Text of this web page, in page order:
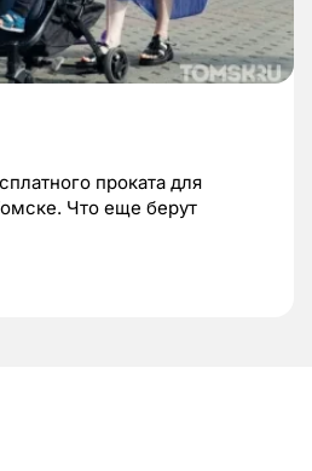
проката для
Что еще берут